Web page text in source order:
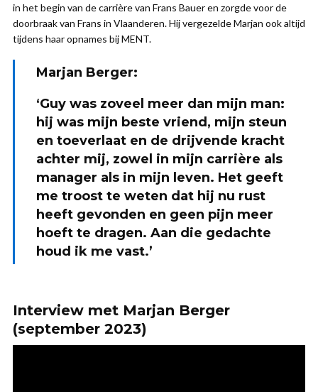
in het begin van de carrière van Frans Bauer en zorgde voor de
doorbraak van Frans in Vlaanderen. Hij vergezelde Marjan ook altijd
tijdens haar opnames bij MENT.
Marjan Berger:
‘Guy was zoveel meer dan mijn man:
hij was mijn beste vriend, mijn steun
en toeverlaat en de drijvende kracht
achter mij, zowel in mijn carrière als
manager als in mijn leven. Het geeft
me troost te weten dat hij nu rust
heeft gevonden en geen pijn meer
hoeft te dragen. Aan die gedachte
houd ik me vast.’
Interview met Marjan Berger
(september 2023)